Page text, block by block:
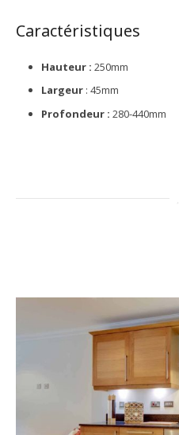
Caractéristiques
Hauteur : 250mm
Largeur : 45mm
Profondeur : 280-440mm